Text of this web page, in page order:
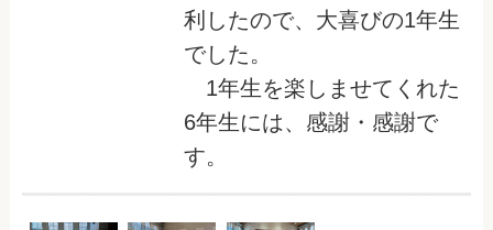
利したので、大喜びの1年生
でした。
1年生を楽しませてくれた
6年生には、感謝・感謝で
す。